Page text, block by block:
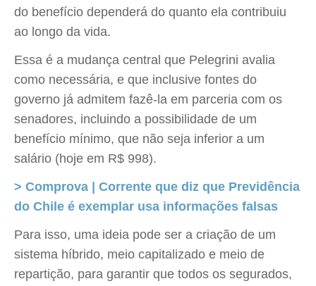
do benefício dependerá do quanto ela contribuiu
ao longo da vida.
Essa é a mudança central que Pelegrini avalia
como necessária, e que inclusive fontes do
governo já admitem fazê-la em parceria com os
senadores, incluindo a possibilidade de um
benefício mínimo, que não seja inferior a um
salário (hoje em R$ 998).
> Comprova | Corrente que diz que Previdência
do Chile é exemplar usa informações falsas
Para isso, uma ideia pode ser a criação de um
sistema híbrido, meio capitalizado e meio de
repartição, para garantir que todos os segurados,